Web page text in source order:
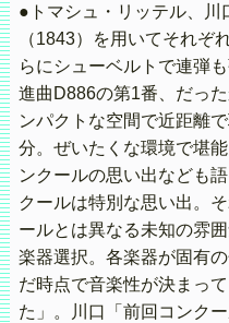
●トマシュ・リッテル、川
（1843）を用いてそれぞ
らにシューベルトで連弾
進曲D886の第1番、だっ
ンパクトな空間で近距離
分。ぜいたくな環境で堪
ンクールの思い出なども
クールは特別な思い出。
ールとは異なる未知の雰
楽器選択。各楽器が固有
だ時点で音楽性が決まっ
た」。川口「前回コンク